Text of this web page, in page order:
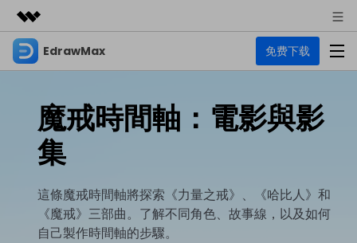
精選產品
實用工具
解決方案
關於我們
新聞中心
EdrawMax 免费下载
EdrawMax
EdrawMind
商業用途
流程圖
技術用途
資源
資源範本
支援
魔戒時間軸：電影與影
集
這條魔戒時間軸將探索《力量之戒》、《哈比人》和
《魔戒》三部曲。了解不同角色、故事線，以及如何
自己製作時間軸的步驟。